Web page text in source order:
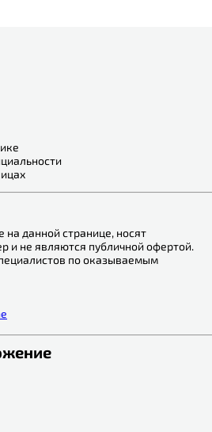
данной странице, носят
и не являются публичной офертой.
по оказываемым